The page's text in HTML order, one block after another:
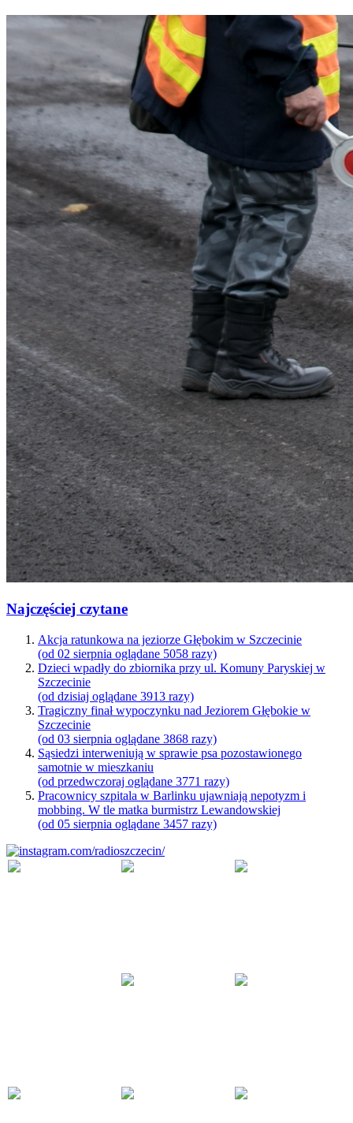
Najczęściej czytane
Akcja ratunkowa na jeziorze Głębokim w Szczecinie
(od 02 sierpnia oglądane 5058 razy)
Dzieci wpadły do zbiornika przy ul. Komuny Paryskiej w
Szczecinie
(od dzisiaj oglądane 3913 razy)
Tragiczny finał wypoczynku nad Jeziorem Głębokie w
Szczecinie
(od 03 sierpnia oglądane 3868 razy)
Sąsiedzi interweniują w sprawie psa pozostawionego
samotnie w mieszkaniu
(od przedwczoraj oglądane 3771 razy)
Pracownicy szpitala w Barlinku ujawniają nepotyzm i
mobbing. W tle matka burmistrz Lewandowskiej
(od 05 sierpnia oglądane 3457 razy)